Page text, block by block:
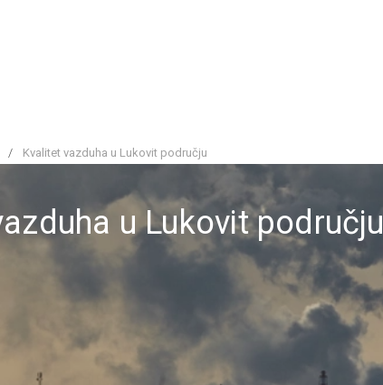
/ Kvalitet vazduha u Lukovit području
u Lukovit području